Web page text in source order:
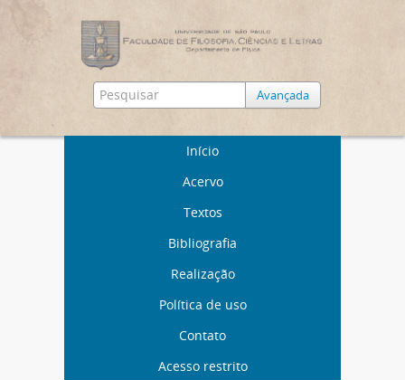
Avançada
Início
Acervo
Textos
Bibliografia
Realização
Política de uso
Contato
Acesso restrito